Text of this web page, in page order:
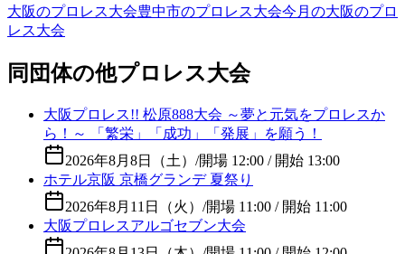
大阪のプロレス大会豊中市のプロレス大会今月の大阪のプロ
レス大会
同団体の他プロレス大会
大阪プロレス!! 松原888大会 ～夢と元気をプロレスか
ら！～ 「繁栄」「成功」「発展」を願う！
2026年8月8日（土） /開場 12:00 / 開始 13:00
ホテル京阪 京橋グランデ 夏祭り
2026年8月11日（火） /開場 11:00 / 開始 11:00
大阪プロレスアルゴセブン大会